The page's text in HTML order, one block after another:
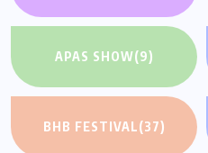
APAS SHOW(9)
BHB FESTIVAL(37)